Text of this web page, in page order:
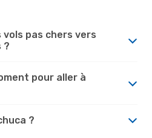
pas chers vers
?
pour aller à
?